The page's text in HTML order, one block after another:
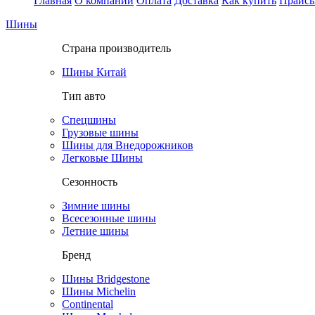
Шины
Страна производитель
Шины Китай
Тип авто
Спецшины
Грузовые шины
Шины для Внедорожников
Легковые Шины
Сезонность
Зимние шины
Всесезонные шины
Летние шины
Бренд
Шины Bridgestone
Шины Michelin
Continental